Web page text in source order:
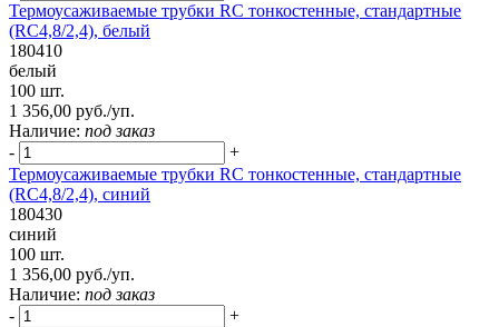
Термоусаживаемые трубки RC тонкостенные, стандартные
(RC4,8/2,4), белый
180410
белый
100 шт.
1 356,00 руб./уп.
Наличие: под заказ
-
+
Термоусаживаемые трубки RC тонкостенные, стандартные
(RC4,8/2,4), синий
180430
синий
100 шт.
1 356,00 руб./уп.
Наличие: под заказ
-
+